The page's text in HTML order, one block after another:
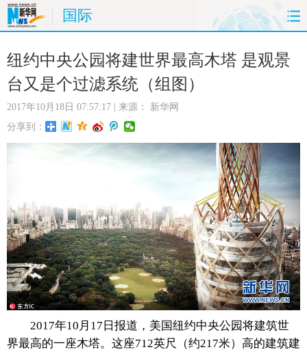
国际
首页 时政 国际 财经
娱乐 体育 人事
时尚 思客
华人 汽车
公司
图片 视频 彩票 食品
旅游 健康 信息化 数据
金融 公益 军事 无人机
富媒体 摄影 新华广播
纽约中央公园将建世界最高木塔 是观景
台又是个过滤系统（组图）
2017年10月18日 07:57:17 | 来源： 新华网
分享到：
2017年10月17日报道，美国纽约中央公园将建筑世
界最高的一座木塔。这座712英尺（约217米）高的建筑建